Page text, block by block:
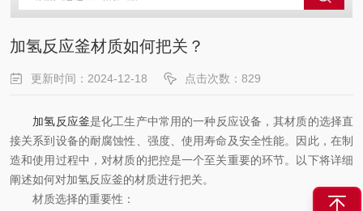
加氢反应釜材质如何把关？
更新时间：2024-12-18 点击次数：829
加氢反应釜是化工生产中常用的一种反应设备，其材质的选择直
接关系到设备的耐腐蚀性、强度、使用寿命及安全性能。因此，在制
造和使用过程中，对材质的把控是一个至关重要的环节。以下将详细
阐述如何对加氢反应釜的材质进行把关。
材质选择的重要性：